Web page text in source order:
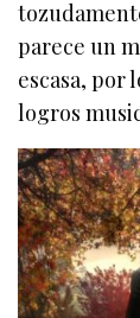
parece un
escasa, por
logros